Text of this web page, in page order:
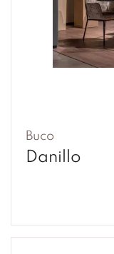
Buco
Danillo